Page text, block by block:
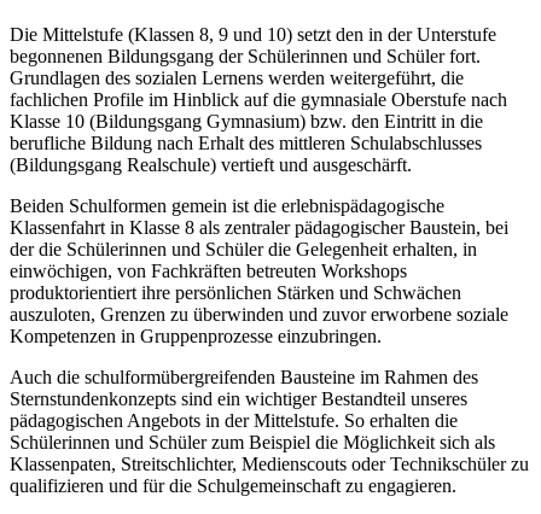
Die Mittelstufe (Klassen 8, 9 und 10) setzt den in der Unterstufe
begonnenen Bildungsgang der Schülerinnen und Schüler fort.
Grundlagen des sozialen Lernens werden weitergeführt, die
fachlichen Profile im Hinblick auf die gymnasiale Oberstufe nach
Klasse 10 (Bildungsgang Gymnasium) bzw. den Eintritt in die
berufliche Bildung nach Erhalt des mittleren Schulabschlusses
(Bildungsgang Realschule) vertieft und ausgeschärft.
Beiden Schulformen gemein ist die erlebnispädagogische
Klassenfahrt in Klasse 8 als zentraler pädagogischer Baustein, bei
der die Schülerinnen und Schüler die Gelegenheit erhalten, in
einwöchigen, von Fachkräften betreuten Workshops
produktorientiert ihre persönlichen Stärken und Schwächen
auszuloten, Grenzen zu überwinden und zuvor erworbene soziale
Kompetenzen in Gruppenprozesse einzubringen.
Auch die schulformübergreifenden Bausteine im Rahmen des
Sternstundenkonzepts sind ein wichtiger Bestandteil unseres
pädagogischen Angebots in der Mittelstufe. So erhalten die
Schülerinnen und Schüler zum Beispiel die Möglichkeit sich als
Klassenpaten, Streitschlichter, Medienscouts oder Technikschüler zu
qualifizieren und für die Schulgemeinschaft zu engagieren.